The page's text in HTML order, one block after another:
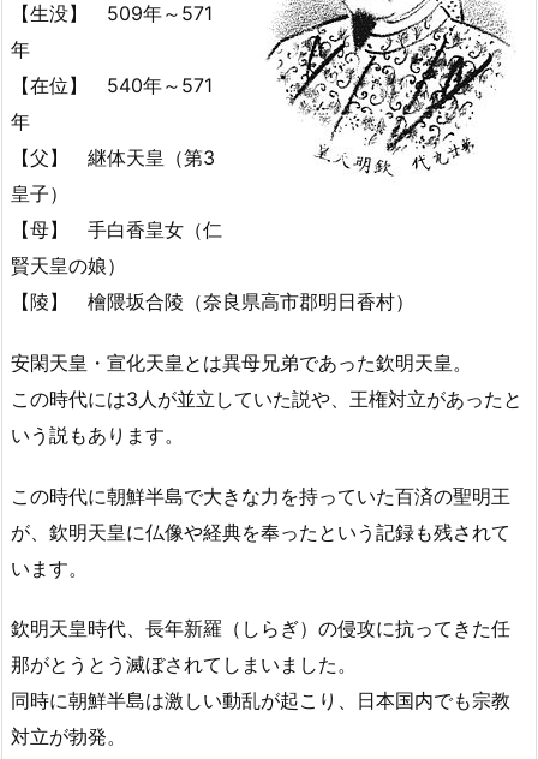
【生没】 509年～571
年
【在位】 540年～571
年
【父】 継体天皇（第3
皇子）
【母】 手白香皇女（仁
賢天皇の娘）
【陵】 檜隈坂合陵（奈良県高市郡明日香村）
安閑天皇・宣化天皇とは異母兄弟であった欽明天皇。
この時代には3人が並立していた説や、王権対立があったと
いう説もあります。
この時代に朝鮮半島で大きな力を持っていた百済の聖明王
が、欽明天皇に仏像や経典を奉ったという記録も残されて
います。
欽明天皇時代、長年新羅（しらぎ）の侵攻に抗ってきた任
那がとうとう滅ぼされてしまいました。
同時に朝鮮半島は激しい動乱が起こり、日本国内でも宗教
対立が勃発。